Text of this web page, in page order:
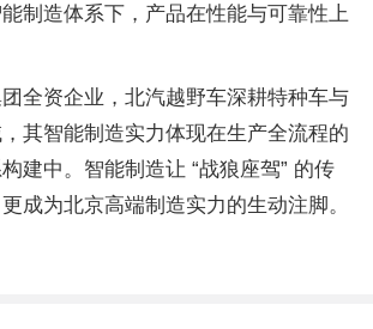
制造体系下，产品在性能与可靠性上
全资企业，北汽越野车深耕特种车与
其智能制造实力体现在生产全流程的
建中。智能制造让 “战狼座驾” 的传
成为北京高端制造实力的生动注脚。